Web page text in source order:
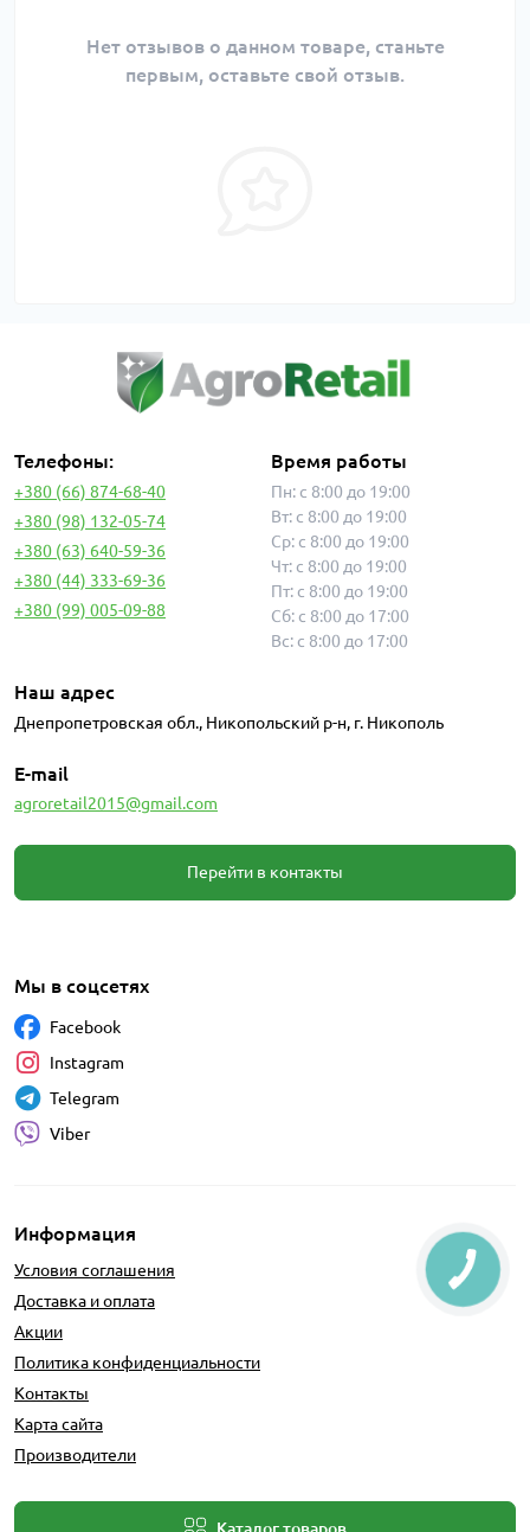
Нет отзывов о данном товаре, станьте
первым, оставьте свой отзыв.
Телефоны:
+380 (66) 874-68-40
+380 (98) 132-05-74
+380 (63) 640-59-36
+380 (44) 333-69-36
+380 (99) 005-09-88
Время работы
Пн: с 8:00 до 19:00
Вт: с 8:00 до 19:00
Ср: с 8:00 до 19:00
Чт: с 8:00 до 19:00
Пт: с 8:00 до 19:00
Сб: с 8:00 до 17:00
Вс: с 8:00 до 17:00
Наш адрес
Днепропетровская обл., Никопольский р-н, г. Никополь
E-mail
agroretail2015@gmail.com
Перейти в контакты
Информация
Условия соглашения
Доставка и оплата
Акции
Политика конфиденциальности
Контакты
Карта сайта
Производители
Каталог товаров
Мы в соцсетях
Facebook
Instagram
Telegram
Viber